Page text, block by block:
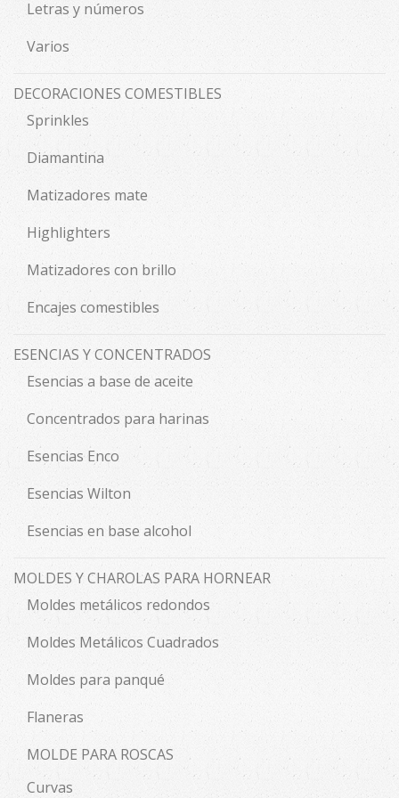
Letras y números
Varios
DECORACIONES COMESTIBLES
Sprinkles
Diamantina
Matizadores mate
Highlighters
Matizadores con brillo
Encajes comestibles
ESENCIAS Y CONCENTRADOS
Esencias a base de aceite
Concentrados para harinas
Esencias Enco
Esencias Wilton
Esencias en base alcohol
MOLDES Y CHAROLAS PARA HORNEAR
Moldes metálicos redondos
Moldes Metálicos Cuadrados
Moldes para panqué
Flaneras
MOLDE PARA ROSCAS
Curvas